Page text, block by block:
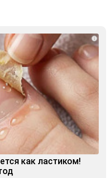
i
как ластиком!